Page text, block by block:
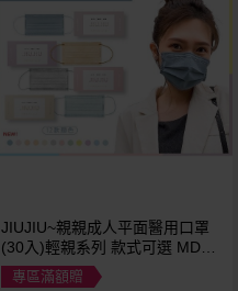
JIUJIU~親親成人平面醫用口罩
(30入)輕親系列 款式可選 MD雙
鋼印
專區滿額贈